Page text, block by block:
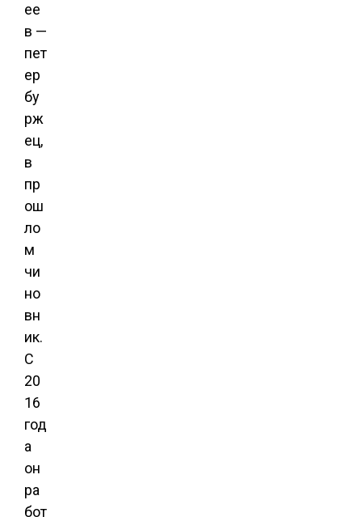
ее
в —
пет
ер
бу
рж
ец,
в
пр
ош
ло
м
чи
но
вн
ик.
С
20
16
год
а
он
ра
бот